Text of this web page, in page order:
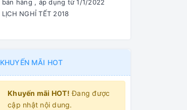
bán hàng , áp dụng từ 1/1/2022
LỊCH NGHỈ TẾT 2018
KHUYẾN MÃI HOT
Khuyến mãi HOT! Đang được
cập nhật nội dung.